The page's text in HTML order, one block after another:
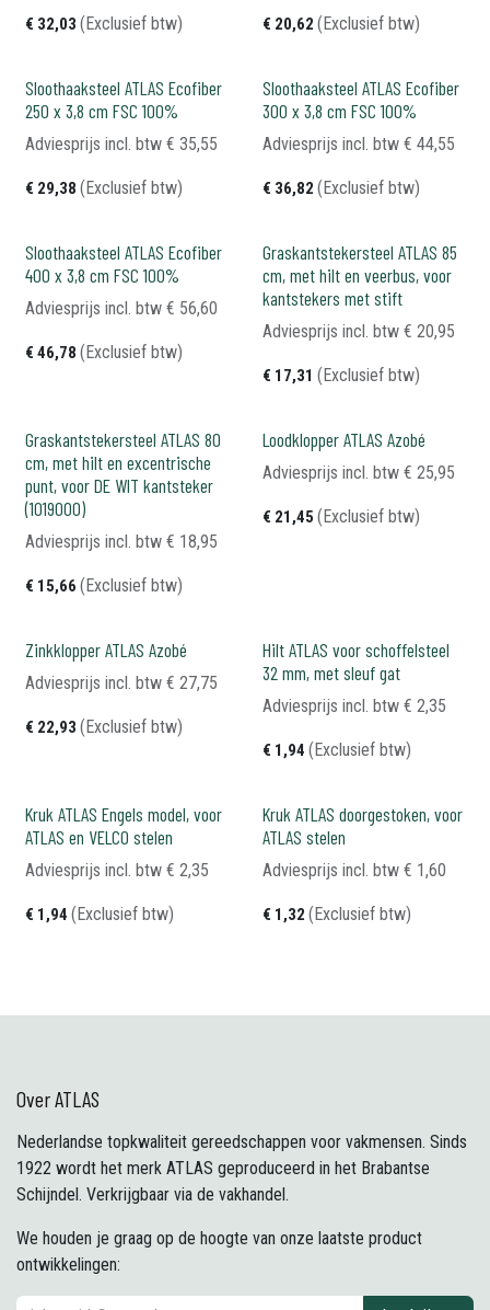
€ 32,03 (Exclusief btw) € 20,62 (Exclusief btw)
Sloothaaksteel ATLAS Ecofiber
250 x 3,8 cm FSC 100%
€ 29,38 (Exclusief btw)
Adviesprijs incl. btw € 35,55
Sloothaaksteel ATLAS Ecofiber
300 x 3,8 cm FSC 100%
€ 36,82 (Exclusief btw)
Adviesprijs incl. btw € 44,55
Sloothaaksteel ATLAS Ecofiber
400 x 3,8 cm FSC 100%
€ 46,78 (Exclusief btw)
Adviesprijs incl. btw € 56,60
Graskantstekersteel ATLAS 85
cm, met hilt en veerbus, voor
kantstekers met stift
€ 17,31 (Exclusief btw)
Adviesprijs incl. btw € 20,95
Graskantstekersteel ATLAS 80
cm, met hilt en excentrische
punt, voor DE WIT kantsteker
(1019000)
€ 15,66 (Exclusief btw)
Adviesprijs incl. btw € 18,95
Loodklopper ATLAS Azobé
€ 21,45 (Exclusief btw)
Adviesprijs incl. btw € 25,95
Zinkklopper ATLAS Azobé
€ 22,93 (Exclusief btw)
Adviesprijs incl. btw € 27,75
Hilt ATLAS voor schoffelsteel
32 mm, met sleuf gat
€ 1,94 (Exclusief btw)
Adviesprijs incl. btw € 2,35
Kruk ATLAS Engels model, voor
ATLAS en VELCO stelen
€ 1,94 (Exclusief btw)
Adviesprijs incl. btw € 2,35
Kruk ATLAS doorgestoken, voor
ATLAS stelen
€ 1,32 (Exclusief btw)
Adviesprijs incl. btw € 1,60
Over ATLAS
Nederlandse topkwaliteit gereedschappen voor vakmensen. Sinds
1922 wordt het merk ATLAS geproduceerd in het Brabantse
Schijndel. Verkrijgbaar via de vakhandel.
We houden je graag op de hoogte van onze laatste product
ontwikkelingen: